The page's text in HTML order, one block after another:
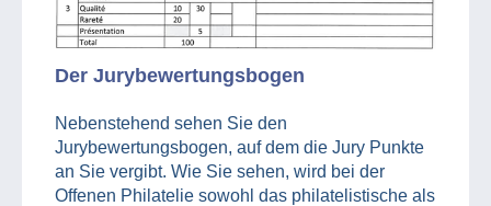
Der Jurybewertungsbogen
Nebenstehend sehen Sie den
Jurybewertungsbogen, auf dem die Jury Punkte
an Sie vergibt. Wie Sie sehen, wird bei der
Offenen Philatelie sowohl das philatelistische als